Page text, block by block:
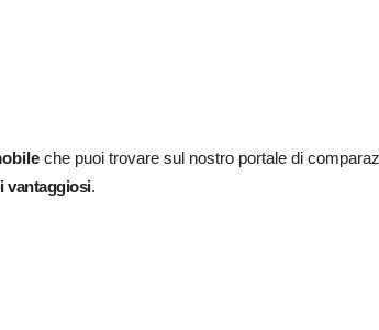
che puoi trovare sul nostro portale di
vantaggiosi.